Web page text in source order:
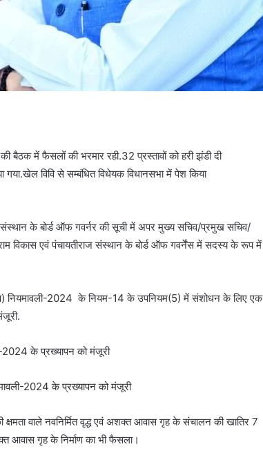
बैठक में फैसलों की भरमार रही.32 प्रस्तावों को हरी झंडी दी
गया.खेल विवि से सम्बंधित विधेयक विधानसभा में पेश किया
संस्थान के बोर्ड ऑफ गवर्नर की सूची में अपर मुख्य सचिव/प्रमुख सचिव/
विकास एवं पंचायतीराज संस्थान के बोर्ड ऑफ गवर्नेंस में सदस्य के रूप में
नियमावली-2024 के नियम-14 के उपनियम(5) में संशोधन के लिए एक
2024 के प्रख्यापन को मंजूरी
2024 के प्रख्यापन को मंजूरी
वाले नवनिर्मित वृद्ध एवं अशक्त आवास गृह के संचालन की खातिर 7
आवास गृह के निर्माण का भी फैसला।